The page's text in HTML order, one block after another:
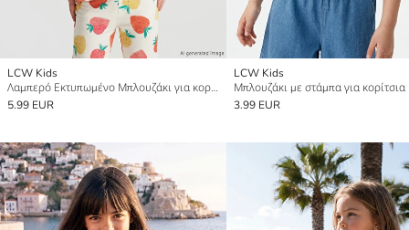
LCW Kids
Λαμπερό Εκτυπωμένο Μπλουζάκι για κορίτσια
5.99 EUR
LCW Kids
Μπλουζάκι με στάμπα για κορίτσια
3.99 EUR